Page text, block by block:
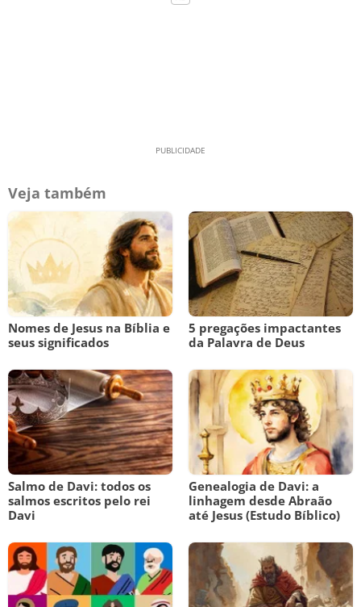
Veja também
Nomes de Jesus na Bíblia e
seus significados
5 pregações impactantes
da Palavra de Deus
Salmo de Davi: todos os
salmos escritos pelo rei
Davi
Genealogia de Davi: a
linhagem desde Abraão
até Jesus (Estudo Bíblico)